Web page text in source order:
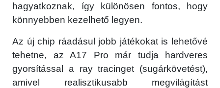
hagyatkoznak, így különösen fontos, hogy
könnyebben kezelhető legyen.
Az új chip ráadásul jobb játékokat is lehetővé
tehetne, az A17 Pro már tudja hardveres
gyorsítással a ray tracinget (sugárkövetést),
amivel realisztikusabb megvilágítást